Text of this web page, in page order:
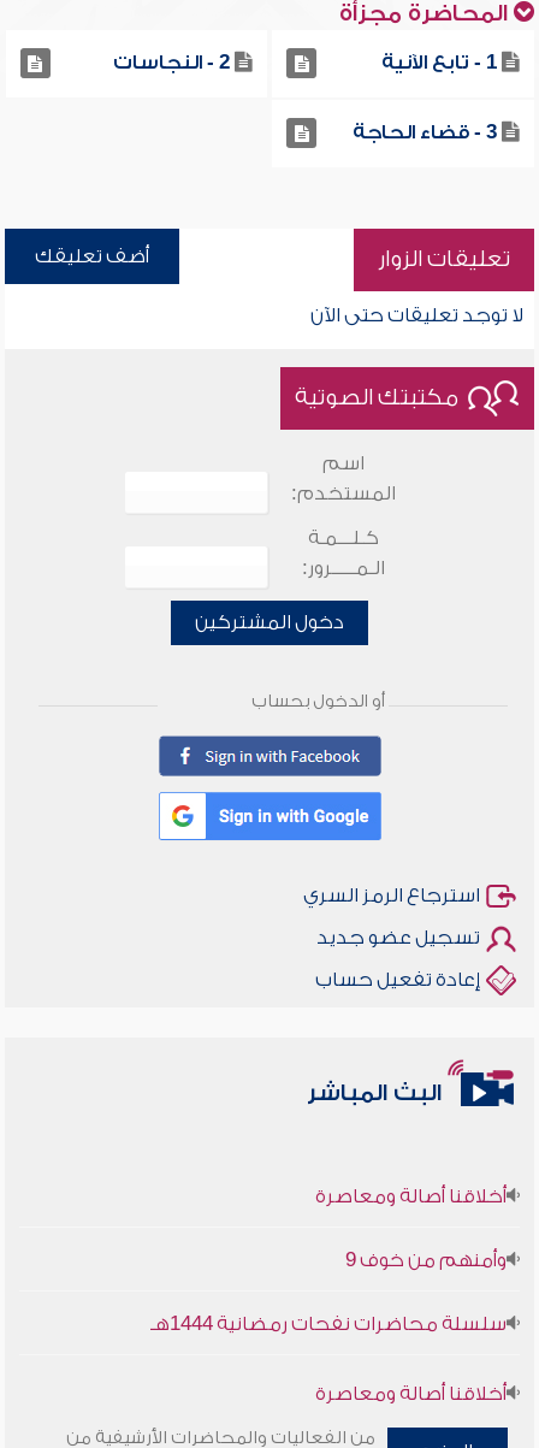
المحاضرة مجزأة
1 - تابع الآنية 2 - النجاسات
3 - قضاء الحاجة
تعليقات الزوار أضف تعليقك
لا توجد تعليقات حتى الآن
مكتبتك الصوتية
اسم
المستخدم:
كـلـــمـة
الـمـــــرور:
دخول المشتركين
أو الدخول بحساب
استرجاع الرمز السري
تسجيل عضو جديد
إعادة تفعيل حساب
البث المباشر
أخلاقنا أصالة ومعاصرة
وأمنهم من خوف 9
سلسلة محاضرات نفحات رمضانية 1444هـ
أخلاقنا أصالة ومعاصرة
من الفعاليات والمحاضرات الأرشيفية من